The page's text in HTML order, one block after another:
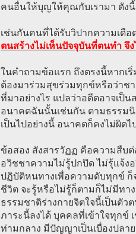
คนอื่นให้บุญให้คุณกับเรามา ดัง
เช่นกันคนที่ได้รับวิปากความเดือ
ตนสร้างไม่เห็นปัจจุบันที่ตนทำ จึ
ในคำถามข้อแรก ถึงตรงนี้หากเริ่
ต้องมาร่วมสุขร่วมทุกข์หรือว่าช
ที่มาอย่างไร แปลว่าอดีตอาจเป็น
อนาคตฉันนั้นเช่นกัน ตามธรรม
เป็นไปอย่างนี้ อนาคตก็คงไม่ผิดไ
ข้อสอง สังสารวัฏฏ คือความสืบ
อวิชชาความไม่รู้ปกปิด ไม่รุ้แจ้ง
ปฏิบัติหนทางเพื่อความดับทุกข์ ก็
ชีวิต จะรู้หรือไม่รู้ก็ตามก็ไม่มีทา
ธรรมชาติร่างกายจิตใจนี้เป็นตัว
ภาระนี้ลงได้ บุคคลที่เข้าใจทุกข์
ท่ามกลาง มีปัญญาเป็นเบื่องปลา